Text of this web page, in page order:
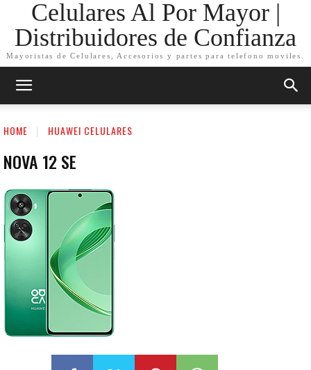
Celulares Al Por Mayor |
Distribuidores de Confianza
Mayoristas de Celulares, Accesorios y partes para telefono moviles.
HOME HUAWEI CELULARES
NOVA 12 SE